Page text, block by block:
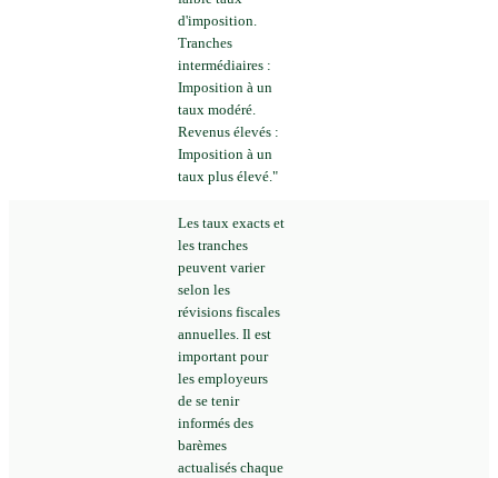
d'imposition.
Tranches
intermédiaires :
Imposition à un
taux modéré.
Revenus élevés :
Imposition à un
taux plus élevé."
Les taux exacts et
les tranches
peuvent varier
selon les
révisions fiscales
annuelles. Il est
important pour
les employeurs
de se tenir
informés des
barèmes
actualisés chaque